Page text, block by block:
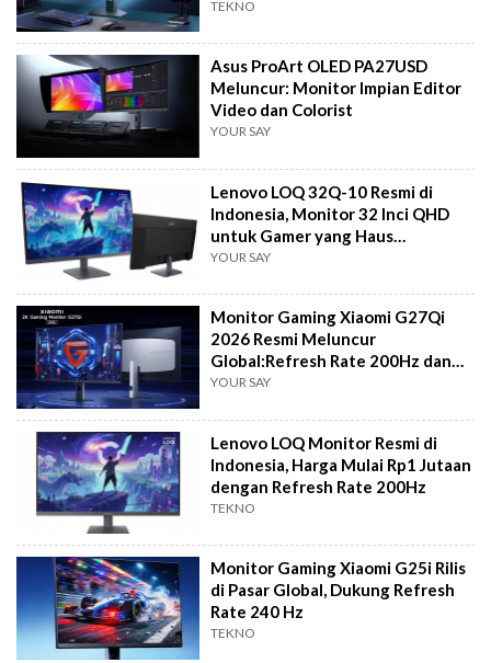
TEKNO
Asus ProArt OLED PA27USD
Meluncur: Monitor Impian Editor
Video dan Colorist
YOUR SAY
Lenovo LOQ 32Q-10 Resmi di
Indonesia, Monitor 32 Inci QHD
untuk Gamer yang Haus
Kecepatan
YOUR SAY
Monitor Gaming Xiaomi G27Qi
2026 Resmi Meluncur
Global:Refresh Rate 200Hz dan
HDR400
YOUR SAY
Lenovo LOQ Monitor Resmi di
Indonesia, Harga Mulai Rp1 Jutaan
dengan Refresh Rate 200Hz
TEKNO
Monitor Gaming Xiaomi G25i Rilis
di Pasar Global, Dukung Refresh
Rate 240 Hz
TEKNO